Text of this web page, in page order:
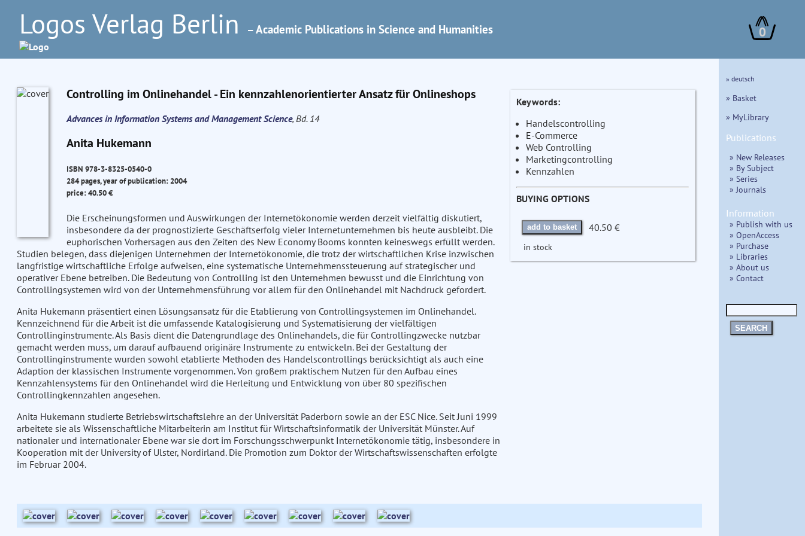
Logos Verlag Berlin – Academic Publications in Science and Humanities 0
Controlling im Onlinehandel - Ein kennzahlenorientierter Ansatz für Onlineshops
Advances in Information Systems and Management Science, Bd. 14
Anita Hukemann
ISBN 978-3-8325-0540-0
284 pages, year of publication: 2004
price: 40.50 €
Die Erscheinungsformen und Auswirkungen der Internetökonomie werden derzeit vielfältig diskutiert,
insbesondere da der prognostizierte Geschäftserfolg vieler Internetunternehmen bis heute ausbleibt. Die
euphorischen Vorhersagen aus den Zeiten des New Economy Booms konnten keineswegs erfüllt werden.
Studien belegen, dass diejenigen Unternehmen der Internetökonomie, die trotz der wirtschaftlichen Krise inzwischen
langfristige wirtschaftliche Erfolge aufweisen, eine systematische Unternehmenssteuerung auf strategischer und
operativer Ebene betreiben. Die Bedeutung von Controlling ist den Unternehmen bewusst und die Einrichtung von
Controllingsystemen wird von der Unternehmensführung vor allem für den Onlinehandel mit Nachdruck gefordert.
Anita Hukemann präsentiert einen Lösungsansatz für die Etablierung von Controllingsystemen im Onlinehandel.
Kennzeichnend für die Arbeit ist die umfassende Katalogisierung und Systematisierung der vielfältigen
Controllinginstrumente. Als Basis dient die Datengrundlage des Onlinehandels, die für Controllingzwecke nutzbar
gemacht werden muss, um darauf aufbauend originäre Instrumente zu entwickeln. Bei der Gestaltung der
Controllinginstrumente wurden sowohl etablierte Methoden des Handelscontrollings berücksichtigt als auch eine
Adaption der klassischen Instrumente vorgenommen. Von großem praktischem Nutzen für den Aufbau eines
Kennzahlensystems für den Onlinehandel wird die Herleitung und Entwicklung von über 80 spezifischen
Controllingkennzahlen angesehen.
Anita Hukemann studierte Betriebswirtschaftslehre an der Universität Paderborn sowie an der ESC Nice. Seit Juni 1999
arbeitete sie als Wissenschaftliche Mitarbeiterin am Institut für Wirtschaftsinformatik der Universität Münster. Auf
nationaler und internationaler Ebene war sie dort im Forschungsschwerpunkt Internetökonomie tätig, insbesondere in
Kooperation mit der University of Ulster, Nordirland. Die Promotion zum Doktor der Wirtschaftswissenschaften erfolgte
im Februar 2004.
Keywords:
Handelscontrolling
E-Commerce
Web Controlling
Marketingcontrolling
Kennzahlen
BUYING OPTIONS
add to basket 40.50 €
in stock
» deutsch
» Basket
» MyLibrary
Publications
» New Releases
» By Subject
» Series
» Journals
Information
» Publish with us
» OpenAccess
» Purchase
» Libraries
» About us
» Contact
SEARCH